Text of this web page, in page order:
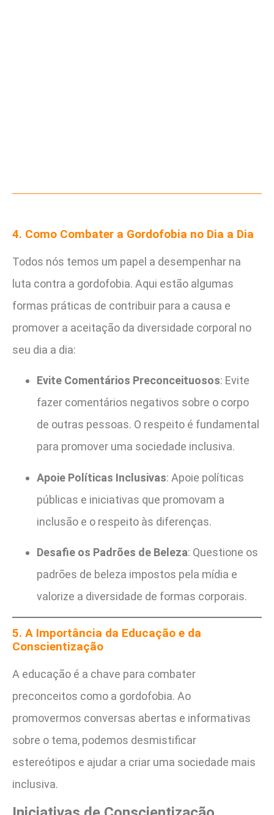
4. Como Combater a Gordofobia no Dia a Dia
Todos nós temos um papel a desempenhar na
luta contra a gordofobia. Aqui estão algumas
formas práticas de contribuir para a causa e
promover a aceitação da diversidade corporal no
seu dia a dia:
Evite Comentários Preconceituosos: Evite
fazer comentários negativos sobre o corpo
de outras pessoas. O respeito é fundamental
para promover uma sociedade inclusiva.
Apoie Políticas Inclusivas: Apoie políticas
públicas e iniciativas que promovam a
inclusão e o respeito às diferenças.
Desafie os Padrões de Beleza: Questione os
padrões de beleza impostos pela mídia e
valorize a diversidade de formas corporais.
5. A Importância da Educação e da
Conscientização
A educação é a chave para combater
preconceitos como a gordofobia. Ao
promovermos conversas abertas e informativas
sobre o tema, podemos desmistificar
estereótipos e ajudar a criar uma sociedade mais
inclusiva.